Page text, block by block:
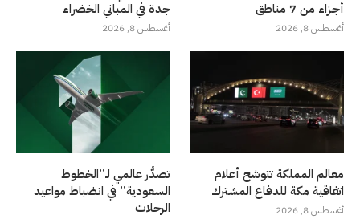
أجزاء من 7 مناطق
أغسطس 8, 2026
جدة في المباني الخضراء
أغسطس 8, 2026
معالم المملكة تتوشح أعلام
اتفاقية مكة للدفاع المشترك
أغسطس 8, 2026
تصدُّر عالمي لـ”الخطوط
السعودية” في انضباط مواعيد
الرحلات